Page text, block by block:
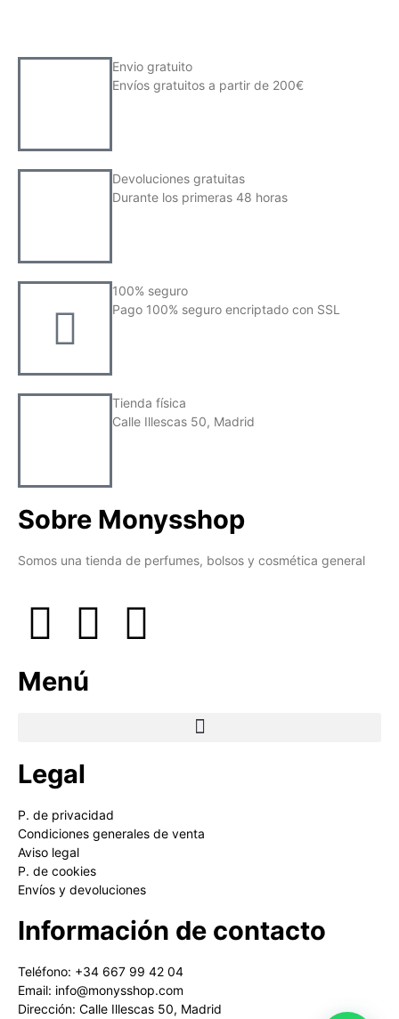
Envio gratuito
Envíos gratuitos a partir de 200€
Devoluciones gratuitas
Durante los primeras 48 horas
100% seguro
Pago 100% seguro encriptado con SSL
Tienda física
Calle Illescas 50, Madrid
Sobre Monysshop
Somos una tienda de perfumes, bolsos y cosmética general
Menú
Legal
P. de privacidad
Condiciones generales de venta
Aviso legal
P. de cookies
Envíos y devoluciones
Información de contacto
Teléfono: +34 667 99 42 04
Email: info@monysshop.com
Dirección: Calle Illescas 50, Madrid